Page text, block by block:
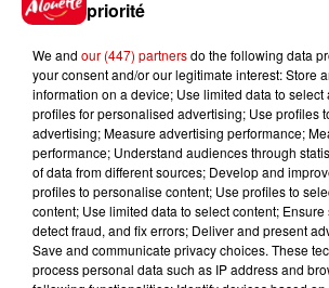
Le Duel - Gagnez
pour l'un des
régions !
Destination
priorité
We and our (447) partnersdo the following data
your consent and/or our legitimate interest: Store
information on a device; Use limited data to
profiles for personalised advertising; Use profiles
advertising; Measure advertising performance;
performance; Understand audiences through
of data from different sources; Develop and
profiles to personalise content; Use profiles to
content; Use limited data to select content;
detect fraud, and fix errors; Deliver and present
Save and communicate privacy choices. These
process personal data such as IP address and